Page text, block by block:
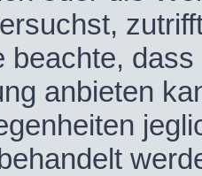
beachte,
anbieten